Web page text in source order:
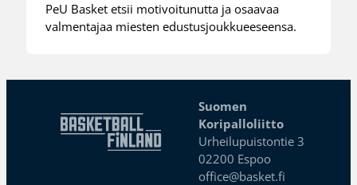
PeU Basket etsii motivoitunutta ja osaavaa
valmentajaa miesten edustusjoukkueeseensa.
Suomen
Koripalloliitto
Urheilupuistontie 3
02200 Espoo
office@basket.fi